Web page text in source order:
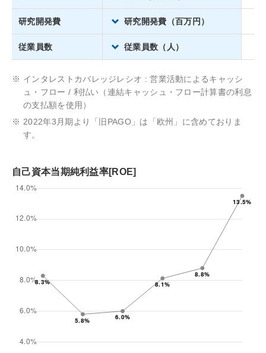
研究開発費 研究開発費（百万円）
従業員数 従業員数（人）
※ インタレストカバレッジレシオ : 営業活動によるキャッシ
ュ・フロー / 利払い（連結キャッシュ・フロー計算書の利息
の支払額を使用）
※ 2022年3月期より「旧PAGO」は「欧州」に含めておりま
す。
自己資本当期純利益率[ROE]